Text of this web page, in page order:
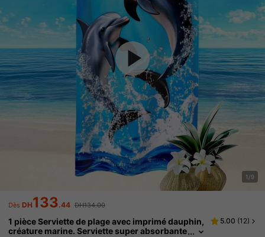
1/9
Dès DH133.44 DH134.00
1 pièce Serviette de plage avec imprimé dauphin,
créature marine. Serviette super absorbante
5.00 (12)